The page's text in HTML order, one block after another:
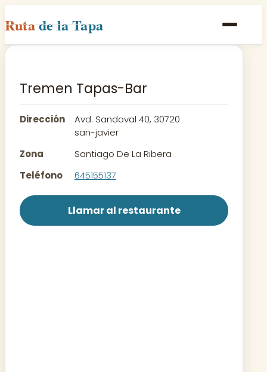
Rutade la Tapa
Inicio
Rutas
Contacto
Tremen Tapas-Bar
Dirección
Avd. Sandoval 40, 30720
san-javier
Zona
Santiago De La Ribera
Teléfono
645155137
Llamar al restaurante